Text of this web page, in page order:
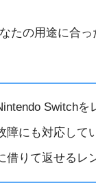
たの用途に合
Switchを
障にも対応して
借りて返せるレ